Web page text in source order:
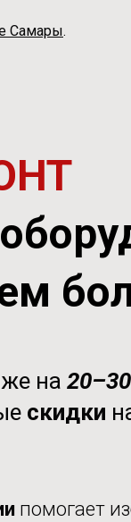
Самары.
на
скидки
помогает